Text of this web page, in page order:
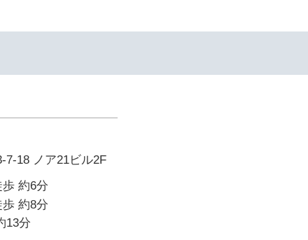
7-18 ノア21ビル2F
約6分
約8分
13分